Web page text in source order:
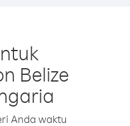
Belize
Anda waktu